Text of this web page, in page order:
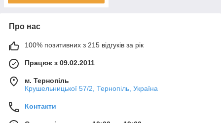
Про нас
100% позитивних з 215 відгуків за рік
Працює з 09.02.2011
м. Тернопіль
Крушельницької 57/2, Тернопіль, Україна
Контакти